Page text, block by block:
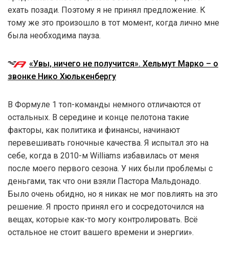
ехать позади. Поэтому я не принял предложение. К
тому же это произошло в тот момент, когда лично мне
была необходима пауза.
«Увы, ничего не получится». Хельмут Марко – о
звонке Нико Хюлькенбергу
В Формуле 1 топ-команды немного отличаются от
остальных. В середине и конце пелотона такие
факторы, как политика и финансы, начинают
перевешивать гоночные качества. Я испытал это на
себе, когда в 2010-м Williams избавилась от меня
после моего первого сезона. У них были проблемы с
деньгами, так что они взяли Пастора Мальдонадо.
Было очень обидно, но я никак не мог повлиять на это
решение. Я просто принял его и сосредоточился на
вещах, которые как-то могу контролировать. Всё
остальное не стоит вашего времени и энергии».